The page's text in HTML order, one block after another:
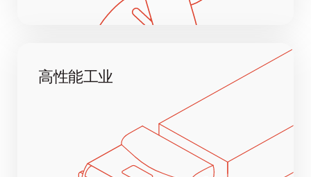
高性能工业